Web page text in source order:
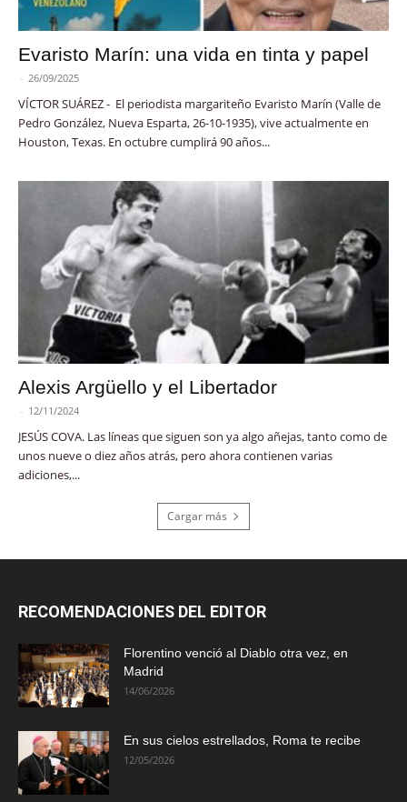
Evaristo Marín: una vida en tinta y papel
- 26/09/2025
VÍCTOR SUÁREZ - El periodista margariteño Evaristo Marín (Valle de
Pedro González, Nueva Esparta, 26-10-1935), vive actualmente en
Houston, Texas. En octubre cumplirá 90 años...
Alexis Argüello y el Libertador
- 12/11/2024
JESÚS COVA. Las líneas que siguen son ya algo añejas, tanto como de
unos nueve o diez años atrás, pero ahora contienen varias
adiciones,...
Cargar más
RECOMENDACIONES DEL EDITOR
Florentino venció al Diablo otra vez, en
Madrid
14/06/2026
En sus cielos estrellados, Roma te recibe
12/05/2026